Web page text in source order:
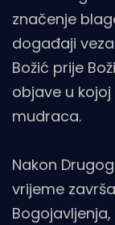
značenje
događaji
Božić prije
objave u
mudraca.
Nakon
vrijeme